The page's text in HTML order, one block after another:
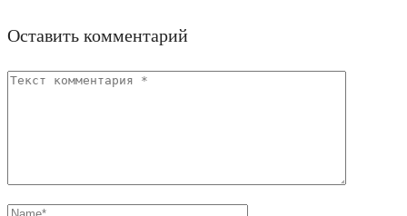
Оставить комментарий